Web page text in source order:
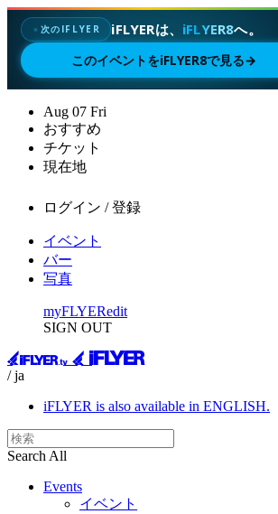
✦ 次のIFLYER iFLYERは、 iFLYER8へ。
このイベントをiFLYER8で見る→
Aug 07 Fri
おすすめ
チケット
現在地
ログイン / 登録
イベント
バー
写真
myFLYERedit
SIGN OUT
/ ja
iFLYER is also available in ENGLISH.
Search All
Events
イベント